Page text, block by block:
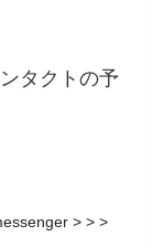
タクトの予
> > >